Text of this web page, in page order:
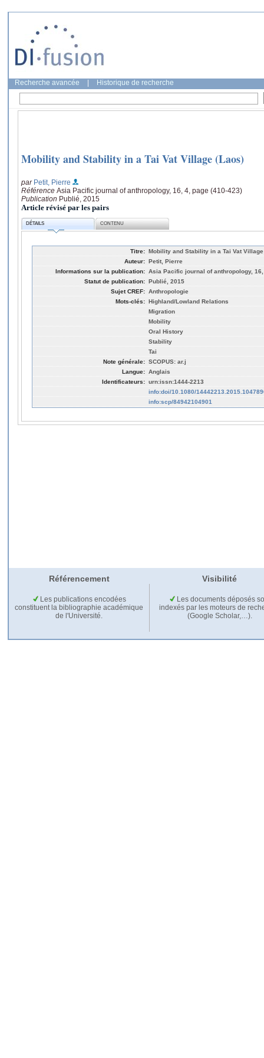
Recherche avancée Historique de recherche
Mobility and Stability in a Tai Vat Village (Laos)
par Petit, Pierre
Référence Asia Pacific journal of anthropology, 16, 4, page (410-423)
Publication Publié, 2015
Article révisé par les pairs
DÉTAILS CONTENU
Titre: Mobility and Stability in a Tai Vat
Auteur: Petit, Pierre
Informations sur la publication: Asia Pacific journal of anthropology, 16,
Statut de publication: Publié, 2015
Sujet CREF: Anthropologie
Mots-clés: Highland/Lowland Relations
Migration
Mobility
Oral History
Stability
Tai
Note générale: SCOPUS: ar.j
Langue: Anglais
Identificateurs: urn:issn:1444-2213
info:doi/10.1080/
info:scp/84942104901
Référencement Visibilité
Les publications encodées
constituent la bibliographie académique
de l'Université.
Les documents déposés
indexés par les moteurs de
(Google Scholar,…).